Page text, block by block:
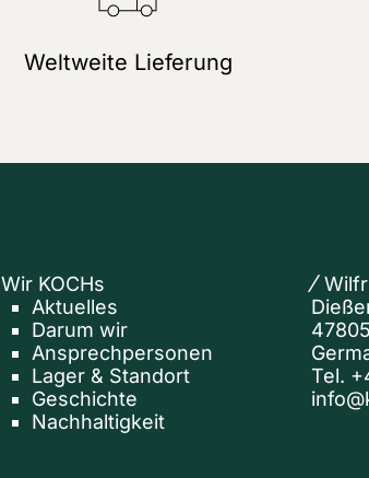
Weltweite Lieferung
Wir KOCHs
Aktuelles
Darum wir
Ansprechpersonen
Lager & Standort
Geschichte
Nachhaltigkeit
Tel.